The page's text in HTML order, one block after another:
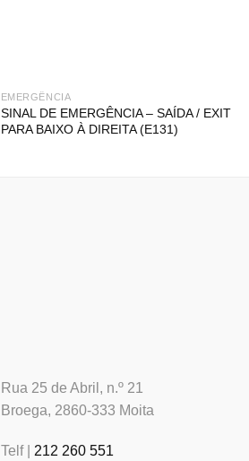
EMERGÊNCIA
SINAL DE EMERGÊNCIA – SAÍDA / EXIT
PARA BAIXO À DIREITA (E131)
Rua 25 de Abril, n.º 21
Broega, 2860-333 Moita
Telf | 212 260 551